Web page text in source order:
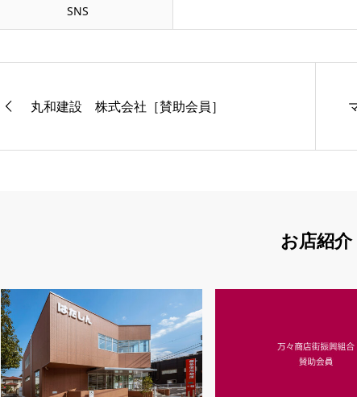
SNS
丸和建設 株式会社［賛助会員］
お店紹介